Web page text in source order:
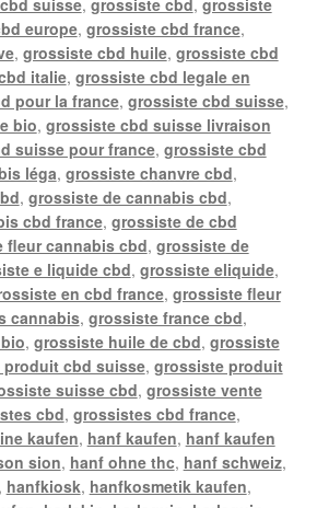
europe, grossiste cbd france,
, grossiste cbd huile, grossiste cbd
italie, grossiste cbd legale en
pour la france, grossiste cbd suisse,
bio, grossiste cbd suisse livraison
suisse pour france, grossiste cbd
léga, grossiste chanvre cbd,
, grossiste de cannabis cbd,
cbd france, grossiste de cbd
fleur cannabis cbd, grossiste de
e liquide cbd, grossiste eliquide,
en cbd france, grossiste fleur
cannabis, grossiste france cbd,
, grossiste huile de cbd, grossiste
cbd suisse, grossiste produit
suisse cbd, grossiste vente
cbd, grossistes cbd france,
kaufen, hanf kaufen, hanf kaufen
sion, hanf ohne thc, hanf schweiz,
hanfkiosk, hanfkosmetik kaufen,